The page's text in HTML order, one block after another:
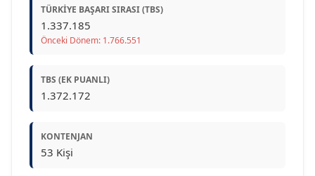
TÜRKIYE BAŞARI SIRASI (TBS)
1.337.185
Önceki Dönem: 1.766.551
TBS (EK PUANLI)
1.372.172
KONTENJAN
53 Kişi